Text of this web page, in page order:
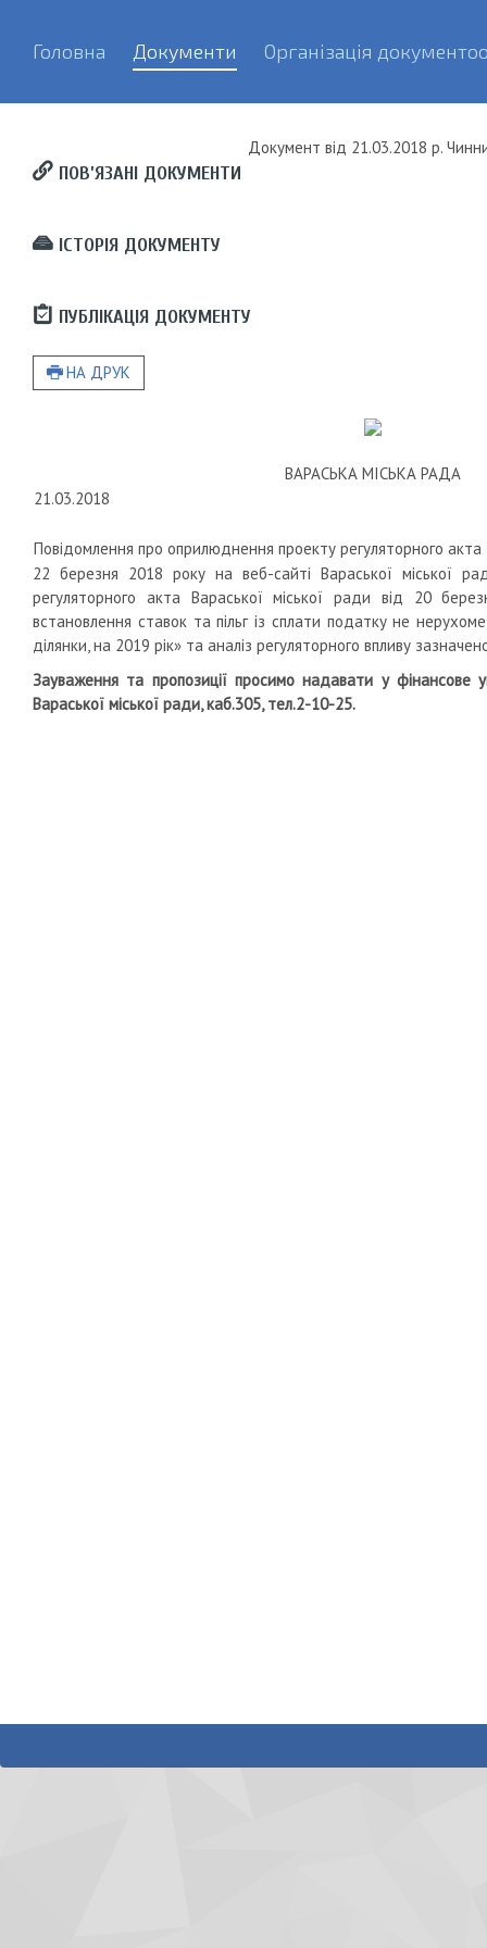
Головна Документи Організація
Документ від 21.03.2018 р.
ПОВ’ЯЗАНІ ДОКУМЕНТИ
ІСТОРІЯ ДОКУМЕНТУ
ПУБЛІКАЦІЯ ДОКУМЕНТУ
НА ДРУК
ВАРАСЬКА МІСЬКА РАДА
21.03.2018
Повідомлення про оприлюднення проекту регуляторного акта
22 березня 2018 року на веб-сайті Вараської міської
регуляторного акта Вараської міської ради від 20
встановлення ставок та пільг із сплати податку не
ділянки, на 2019 рік» та аналіз регуляторного впливу
Зауваження та пропозиції просимо надавати у фінансове
Вараської міської ради, каб.305, тел.2-10-25.